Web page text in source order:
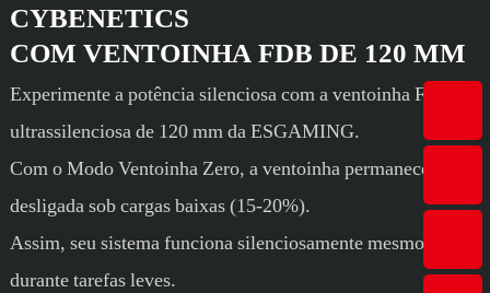
CYBENETICS
COM VENTOINHA FDB DE 120 MM
Experimente a potência silenciosa com a ventoinha FDB
ultrassilenciosa de 120 mm da ESGAMING.
Com o Modo Ventoinha Zero, a ventoinha permanece
desligada sob cargas baixas (15-20%).
Assim, seu sistema funciona silenciosamente mesmo
durante tarefas leves.